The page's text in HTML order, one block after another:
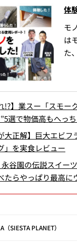
体
モ
は
た
!?】業スー「スモ
選で物価高もへっ
大正解】巨大エビ
」を実食レビュー
永谷園の伝説スイ
たらやっぱり最高に
SIESTA PLANET）